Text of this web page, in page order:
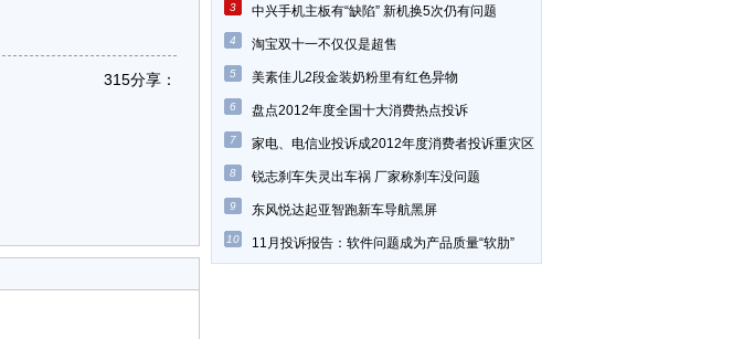
315分享：
3 中兴手机主板有“缺陷” 新机换5次仍有问题
4 淘宝双十一不仅仅是超售
5 美素佳儿2段金装奶粉里有红色异物
6 盘点2012年度全国十大消费热点投诉
7 家电、电信业投诉成2012年度消费者投诉重灾区
8 锐志刹车失灵出车祸 厂家称刹车没问题
9 东风悦达起亚智跑新车导航黑屏
10 11月投诉报告：软件问题成为产品质量“软肋”